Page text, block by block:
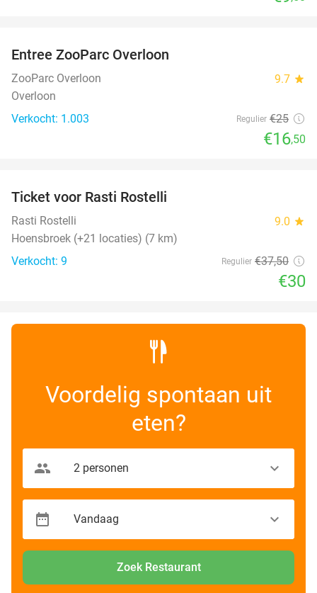
Entree ZooParc Overloon
ZooParc Overloon 9.7 star
Overloon
Verkocht: 1.003
Regulier €25
€16,50
TODAY
Ticket voor Rasti Rostelli
Rasti Rostelli 9.0 star
Hoensbroek (+21 locaties) (7 km)
Verkocht: 9
Regulier €37,50
€30
Voordelig spontaan uit
eten?
Zoek Restaurant